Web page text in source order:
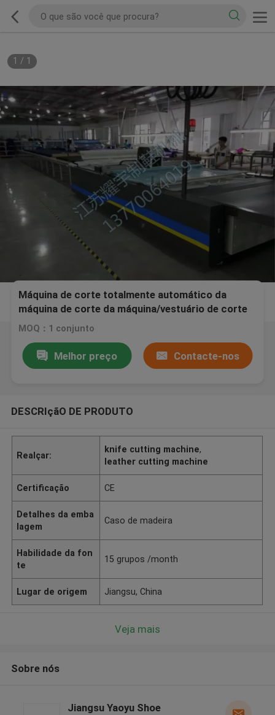
1 / 1
Máquina de corte totalmente automático da
máquina de corte da máquina/vestuário de corte
do computador/pano da muti-camada
MOQ：1 conjunto
Melhor preço Contacte-nos
DESCRIçãO DE PRODUTO
Realçar:
knife cutting machine,
leather cutting machine
Certificação CE
Detalhes da emba
lagem
Caso de madeira
Habilidade da fon
te
15 grupos /month
Lugar de origem Jiangsu, China
Veja mais
Sobre nós
Jiangsu Yaoyu Shoe